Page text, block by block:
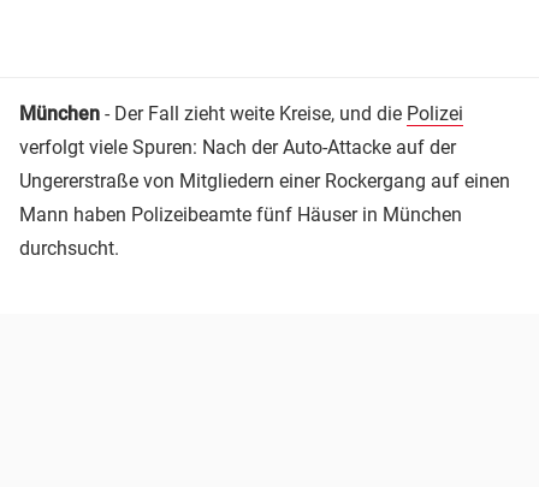
München - Der Fall zieht weite Kreise, und die Polizei
verfolgt viele Spuren: Nach der Auto-Attacke auf der
Ungererstraße von Mitgliedern einer Rockergang auf einen
Mann haben Polizeibeamte fünf Häuser in München
durchsucht.